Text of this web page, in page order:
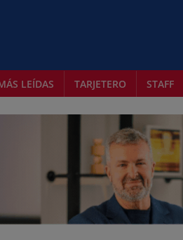
LEÍDAS TARJETERO STAFF